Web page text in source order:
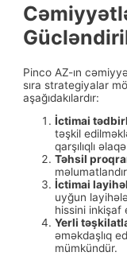
Pinco AZ-ın
sıra strategiyalar
aşağıdakılardır:
İctimai
təşkil
qarşılıqlı
Təhsil
İctimai
uyğun
hissini inkişaf
Yerli
əməkdaşlıq
mümkündür.